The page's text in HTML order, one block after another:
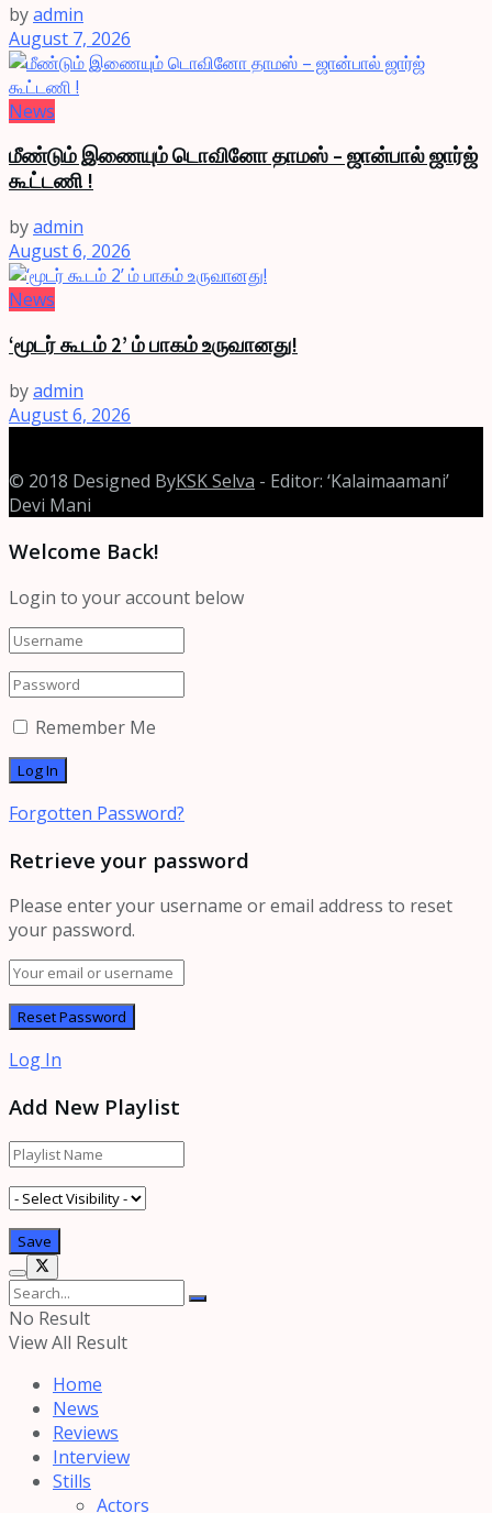
byadmin
August 7, 2026
News
மீண்டும் இணையும் டொவினோ தாமஸ் – ஜான்பால் ஜார்ஜ்
கூட்டணி !
byadmin
August 6, 2026
News
‘மூடர் கூடம் 2’ ம் பாகம் உருவானது!
byadmin
August 6, 2026
© 2018 Designed ByKSK Selva - Editor: ‘Kalaimaamani’
Devi Mani
Welcome Back!
Login to your account below
Remember Me
Forgotten Password?
Retrieve your password
Please enter your username or email address to reset
your password.
Log In
Add New Playlist
No Result
View All Result
Home
News
Reviews
Interview
Stills
Actors